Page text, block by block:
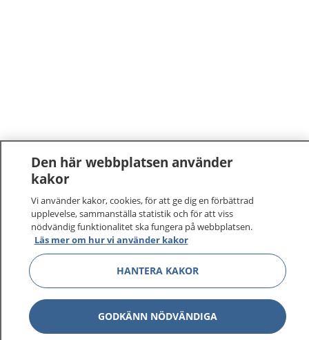
Den här webbplatsen använder
kakor
Vi använder kakor, cookies, för att ge dig en förbättrad
upplevelse, sammanställa statistik och för att viss
nödvändig funktionalitet ska fungera på webbplatsen.
Läs mer om hur vi använder kakor
HANTERA KAKOR
GODKÄNN NÖDVÄNDIGA